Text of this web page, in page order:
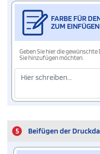
FARBE FÜR
ZUM EINFÜGEN
Geben Sie hier die
Sie hinzufügen möchten.
5 Beifügen der